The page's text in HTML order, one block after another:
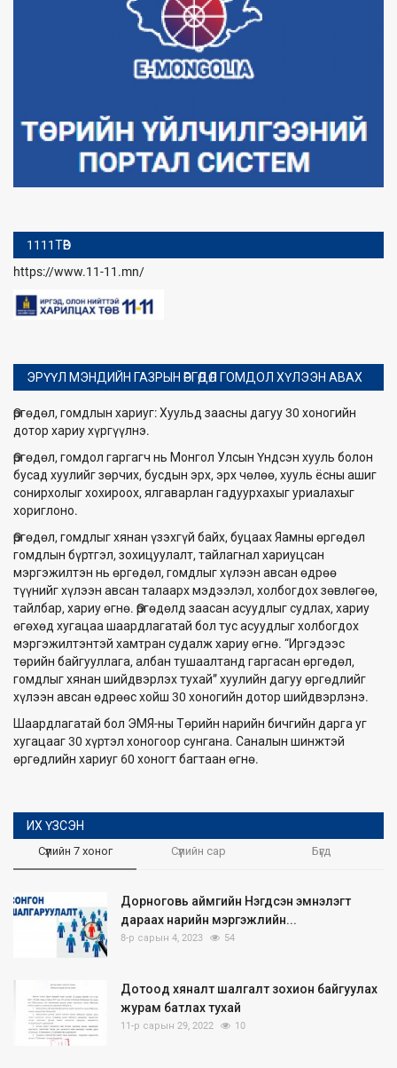
1111ТӨВ
https://www.11-11.mn/
ЭРҮҮЛ МЭНДИЙН ГАЗРЫН ӨРГӨДӨЛ ГОМДОЛ ХҮЛЭЭН АВАХ
Өргөдөл, гомдлын хариуг: Хуульд заасны дагуу 30 хоногийн
дотор хариу хүргүүлнэ.
Өргөдөл, гомдол гаргагч нь Монгол Улсын Үндсэн хууль болон
бусад хуулийг зөрчих, бусдын эрх, эрх чөлөө, хууль ёсны ашиг
сонирхолыг хохироох, ялгаварлан гадуурхахыг уриалахыг
хориглоно.
Өргөдөл, гомдлыг хянан үзэхгүй байх, буцаах Яамны өргөдөл
гомдлын бүртгэл, зохицуулалт, тайлагнал хариуцсан
мэргэжилтэн нь өргөдөл, гомдлыг хүлээн авсан өдрөө
түүнийг хүлээн авсан талаарх мэдээлэл, холбогдох зөвлөгөө,
тайлбар, хариу өгнө. Өргөдөлд заасан асуудлыг судлах, хариу
өгөхөд хугацаа шаардлагатай бол тус асуудлыг холбогдох
мэргэжилтэнтэй хамтран судалж хариу өгнө. “Иргэдээс
төрийн байгууллага, албан тушаалтанд гаргасан өргөдөл,
гомдлыг хянан шийдвэрлэх тухай” хуулийн дагуу өргөдлийг
хүлээн авсан өдрөөс хойш 30 хоногийн дотор шийдвэрлэнэ.
Шаардлагатай бол ЭМЯ-ны Төрийн нарийн бичгийн дарга уг
хугацааг 30 хүртэл хоногоор сунгана. Саналын шинжтэй
өргөдлийн хариуг 60 хоногт багтаан өгнө.
ИХ ҮЗСЭН
Сүүлийн 7 хоног Сүүлийн сар Бүгд
Дорноговь аймгийн Нэгдсэн эмнэлэгт
дараах нарийн мэргэжлийн...
8-р сарын 4, 2023 54
Дотоод хяналт шалгалт зохион байгуулах
журам батлах тухай
11-р сарын 29, 2022 10